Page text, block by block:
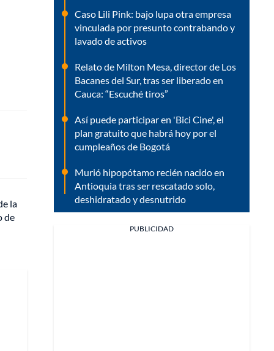
la
de
Caso Lili Pink: bajo lupa otra empresa
vinculada por presunto contrabando y
lavado de activos
Relato de Milton Mesa, director de Los
Bacanes del Sur, tras ser liberado en
Cauca: “Escuché tiros”
Así puede participar en 'Bici Cine', el
plan gratuito que habrá hoy por el
cumpleaños de Bogotá
Murió hipopótamo recién nacido en
Antioquia tras ser rescatado solo,
deshidratado y desnutrido
PUBLICIDAD